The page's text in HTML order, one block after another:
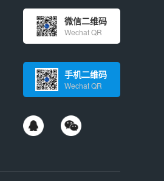
微信二维码
Wechat QR
手机二维码
Wechat QR